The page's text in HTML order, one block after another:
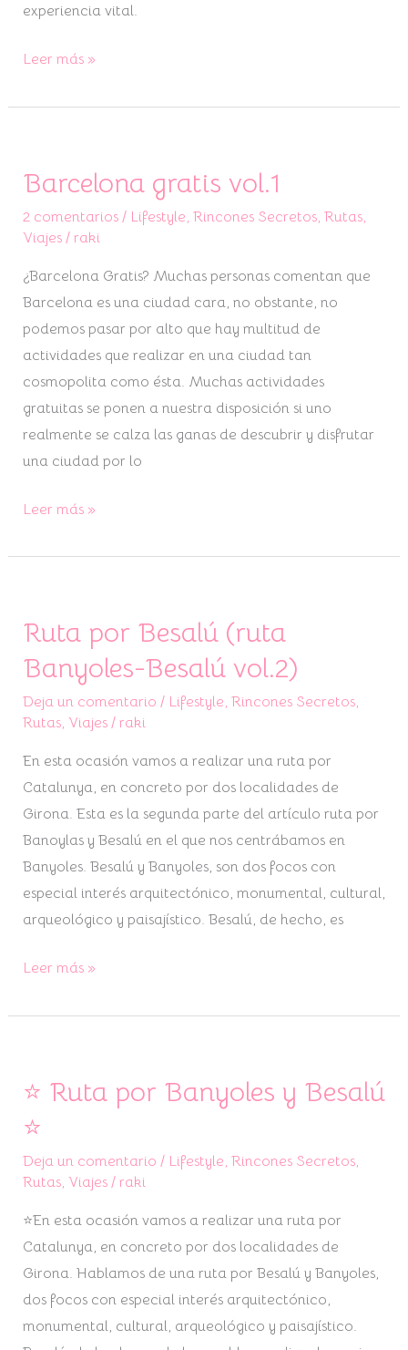
experiencia vital.
Leer más »
Barcelona gratis vol.1
2 comentarios / Lifestyle, Rincones Secretos, Rutas,
Viajes/ raki
¿Barcelona Gratis? Muchas personas comentan que
Barcelona es una ciudad cara, no obstante, no
podemos pasar por alto que hay multitud de
actividades que realizar en una ciudad tan
cosmopolita como ésta. Muchas actividades
gratuitas se ponen a nuestra disposición si uno
realmente se calza las ganas de descubrir y disfrutar
una ciudad por lo
Barcelona
vol.1
Leer más »
Ruta por Besalú (ruta
Banyoles-Besalú vol.2)
Deja un comentario / Lifestyle, Rincones Secretos,
Rutas, Viajes/ raki
En esta ocasión vamos a realizar una ruta por
Catalunya, en concreto por dos localidades de
Girona. Esta es la segunda parte del artículo ruta por
Banoylas y Besalú en el que nos centrábamos en
Banyoles. Besalú y Banyoles, son dos focos con
especial interés arquitectónico, monumental, cultural,
arqueológico y paisajístico. Besalú, de hecho, es
Ruta
Besalú
(ruta
Banyoles-
Besalú
vol.2)
Leer más »
⭐ Ruta por Banyoles y Besalú
⭐
Deja un comentario / Lifestyle, Rincones Secretos,
Rutas, Viajes/ raki
⭐En esta ocasión vamos a realizar una ruta por
Catalunya, en concreto por dos localidades de
Girona. Hablamos de una ruta por Besalú y Banyoles,
dos focos con especial interés arquitectónico,
monumental, cultural, arqueológico y paisajístico.
⭐
por
Banyoles
y
Besalú
⭐